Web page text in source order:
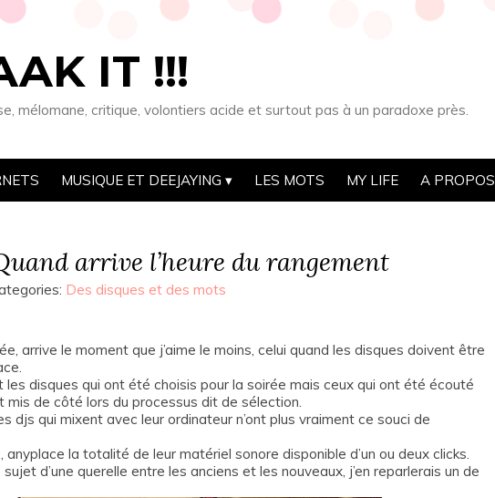
IT !!!
mélomane, critique, volontiers acide et surtout pas à un paradoxe près.
MUSIQUE ET DEEJAYING LES MOTS MY LIFE A PROPOS
arrive l’heure du rangement
Des disques et des mots
arrive le moment que j’aime le moins, celui quand les disques doivent être
les disques qui ont été choisis pour la soirée mais ceux qui ont été écouté
mis de côté lors du processus dit de sélection.
djs qui mixent avec leur ordinateur n’ont plus vraiment ce souci de
anyplace la totalité de leur matériel sonore disponible d’un ou deux clicks.
sujet d’une querelle entre les anciens et les nouveaux, j’en reparlerais un de